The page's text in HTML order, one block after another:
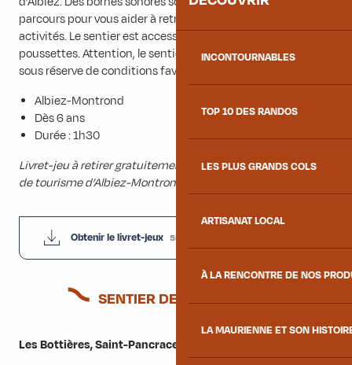
INCONTOURNABLES
TOP 10 DES RANDOS
LES PLUS GRANDS COLS
ARTISANAT LOCAL
À LA RENCONTRE DE NOS
LA MAURIENNE ET SON
parcours pour vous aider à retrouver les solutions des
activités. Le sentier est accessible aux PMR et en
poussettes. Attention, le sentier est ouvert de mai à octobre
sous réserve de conditions favorables.
Albiez-Montrond
Dès 6 ans
Durée : 1h30
Livret-jeu à retirer gratuitement dans les bureaux de l’office
de tourisme d’Albiez-Montrond
Obtenir le livret-jeux 5MB
SENTIER DES CABANES
Les Bottières, Saint-Pancrace